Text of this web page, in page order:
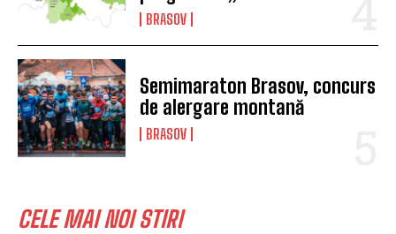
BRASOV
Semimaraton Brasov, concurs
de alergare montană
BRASOV
CELE MAI NOI STIRI